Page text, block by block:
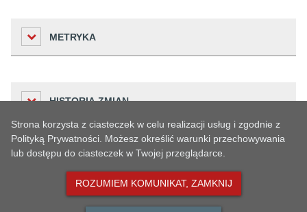
METRYKA
Liczba odwiedzin
115
Podmiot udostępniający informację
Urząd
Osoba odpowiedzialna
HISTORIA ZMIAN
Dane osoby
Natalia Kubiak Edycja artykułu
Strona korzysta z ciasteczek w celu realizacji usług i zgodnie z
Polityką Prywatności. Możesz określić warunki przechowywania
lub dostępu do ciasteczek w Twojej przeglądarce.
ROZUMIEM KOMUNIKAT, ZAMKNIJ